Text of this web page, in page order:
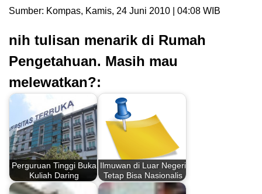
Sumber: Kompas, Kamis, 24 Juni 2010 | 04:08 WIB
nih tulisan menarik di Rumah
Pengetahuan. Masih mau
melewatkan?:
Perguruan Tinggi Buka
Kuliah Daring
Ilmuwan di Luar Negeri
Tetap Bisa Nasionalis